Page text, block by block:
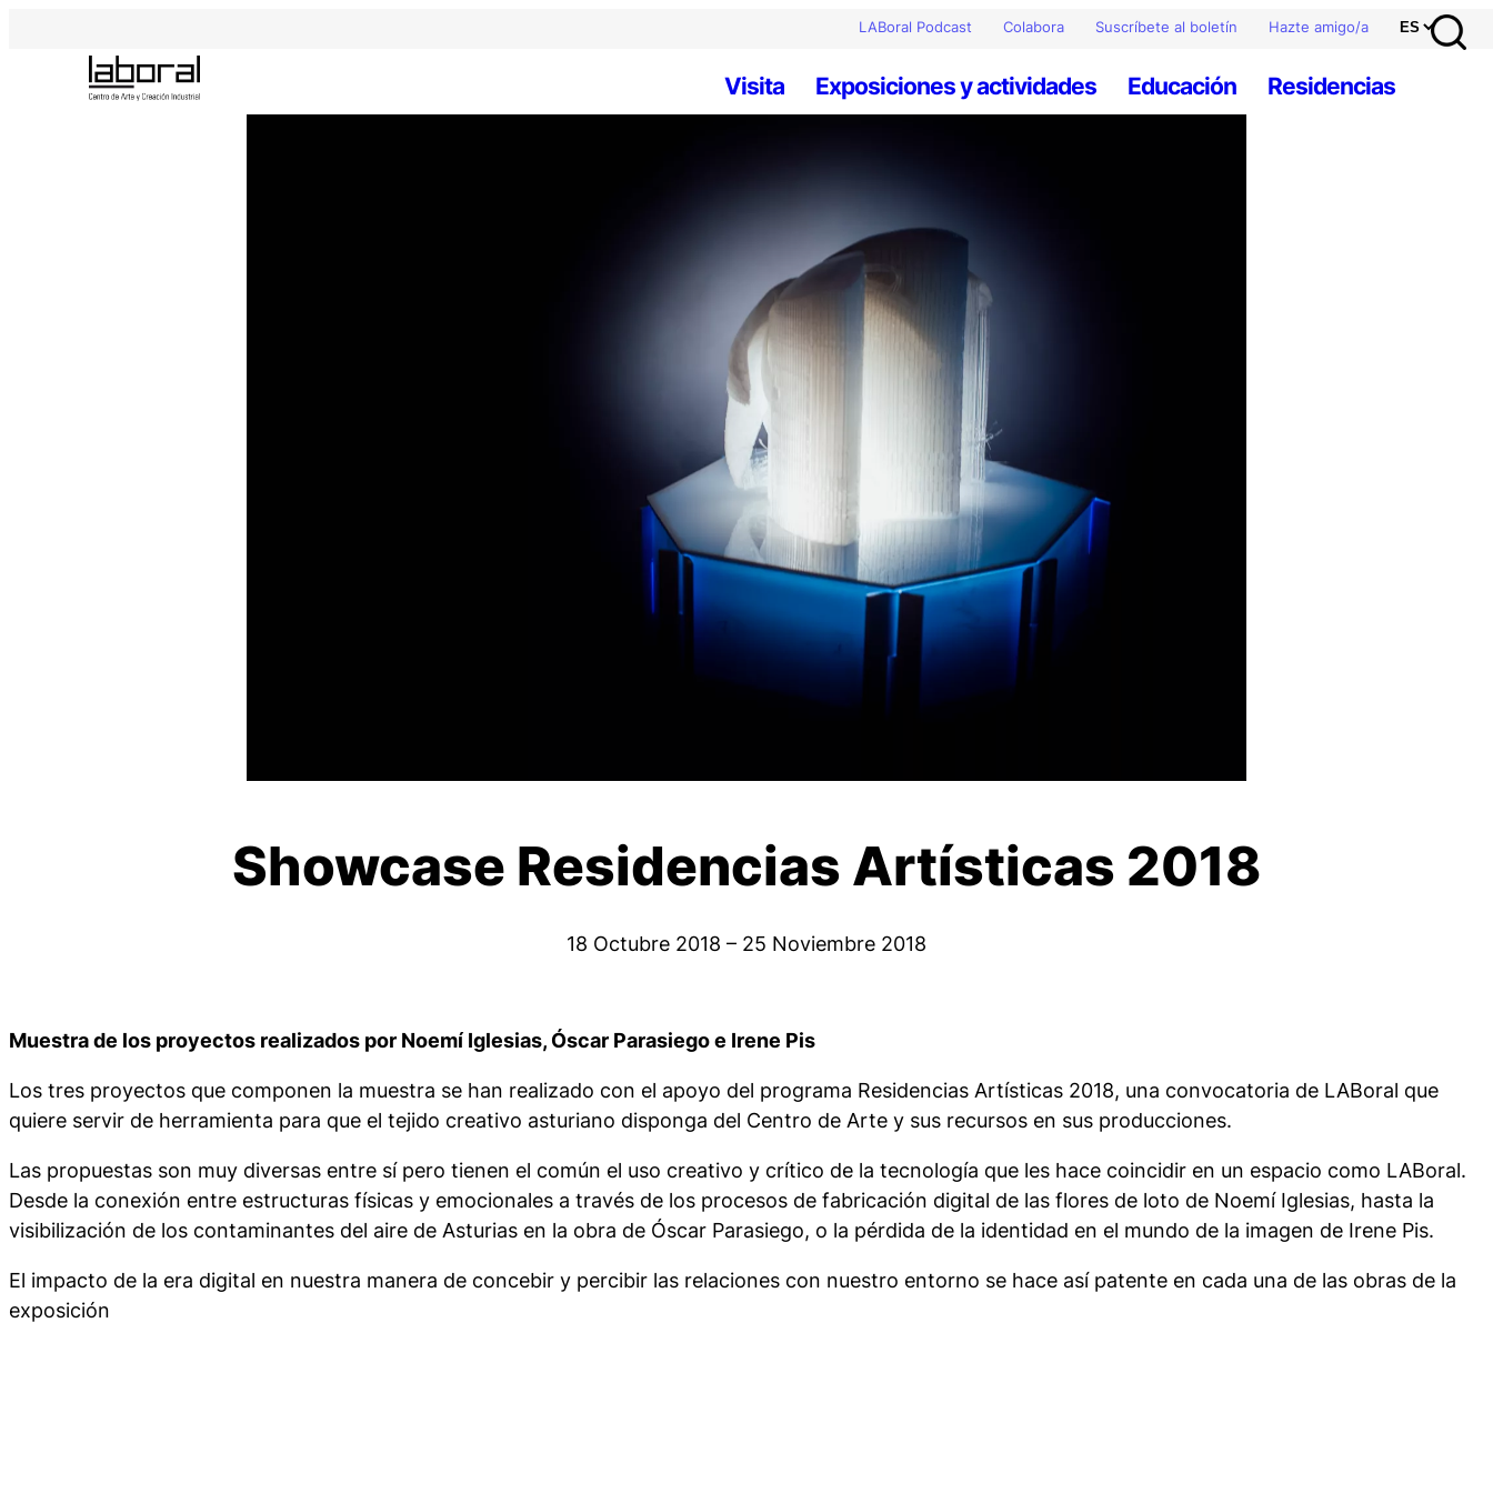
LABoral Podcast Colabora Suscríbete al boletín Hazte amigo/a
Visita Exposiciones y actividades Educación Residencias
Showcase Residencias Artísticas 2018
18 Octubre 2018 – 25 Noviembre 2018
Muestra de los proyectos realizados por Noemí Iglesias, Óscar Parasiego e Irene Pis
Los tres proyectos que componen la muestra se han realizado con el apoyo del programa Residencias Artísticas 2018, una convocatoria de LABoral que
quiere servir de herramienta para que el tejido creativo asturiano disponga del Centro de Arte y sus recursos en sus producciones.
Las propuestas son muy diversas entre sí pero tienen el común el uso creativo y crítico de la tecnología que les hace coincidir en un espacio como LABoral.
Desde la conexión entre estructuras físicas y emocionales a través de los procesos de fabricación digital de las flores de loto de Noemí Iglesias, hasta la
visibilización de los contaminantes del aire de Asturias en la obra de Óscar Parasiego, o la pérdida de la identidad en el mundo de la imagen de Irene Pis.
El impacto de la era digital en nuestra manera de concebir y percibir las relaciones con nuestro entorno se hace así patente en cada una de las obras de la
exposición